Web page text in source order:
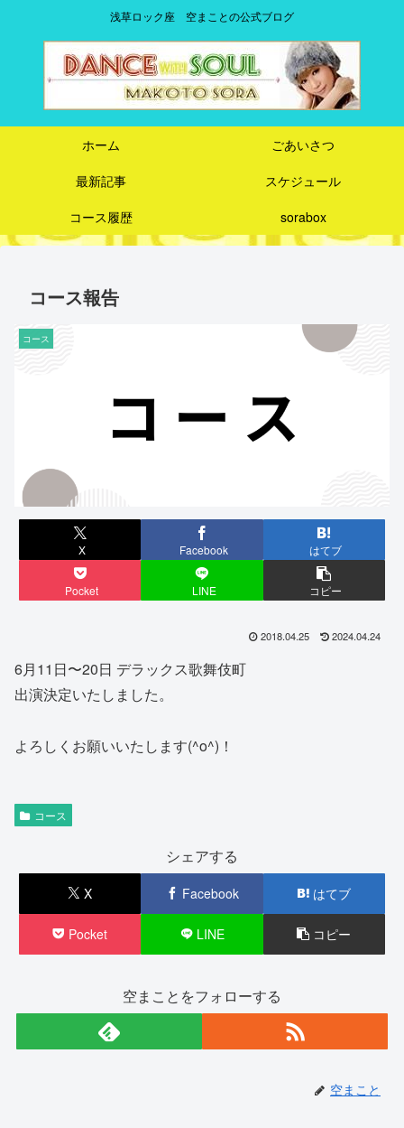
浅草ロック座 空まことの公式ブログ
ホーム
ごあいさつ
最新記事
スケジュール
コース履歴
sorabox
コース報告
コース
X Facebook はてブ
Pocket LINE コピー
2018.04.25 2024.04.24
6月11日〜20日 デラックス歌舞伎町
出演決定いたしました。
よろしくお願いいたします(^o^)！
コース
シェアする
X Facebook はてブ
Pocket LINE コピー
空まことをフォローする
空まこと